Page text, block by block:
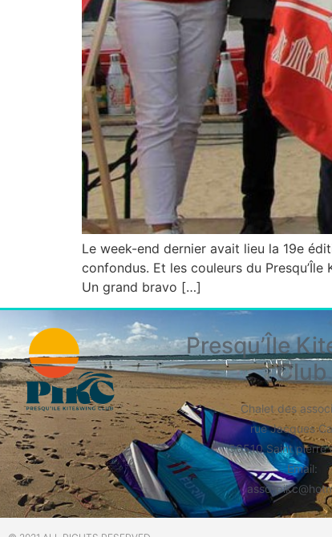
Le week-end dernier avait lieu la 19e
confondus. Et les couleurs du
Un grand bravo […]
Presqu’Île
Club
Chalet des
rue Jacques
56510 Saint pierre
​Email:
asso-